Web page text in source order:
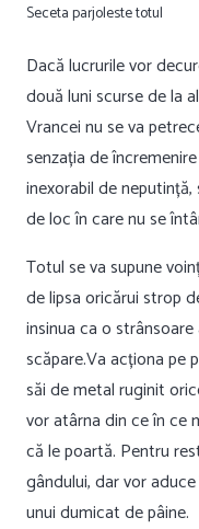
Seceta parjoleste totul
Dacă lucrurile vor
două luni scurse de la
Vrancei nu se va
senzația de
inexorabil de
de loc în care nu se
Totul se va supune
de lipsa oricărui strop
insinua ca o
scăpare.Va acționa pe
săi de metal ruginit
vor atârna din ce în ce
că le poartă. Pentru
gândului, dar vor
unui dumicat de pâine.